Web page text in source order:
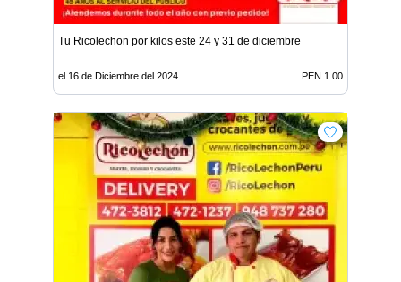
Tu Ricolechon por kilos este 24 y 31 de diciembre
el 16 de Diciembre del 2024 PEN 1.00